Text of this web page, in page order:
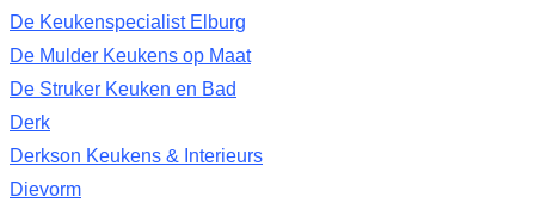
De Keukenspecialist Elburg
De Mulder Keukens op Maat
De Struker Keuken en Bad
Derk
Derkson Keukens & Interieurs
Dievorm